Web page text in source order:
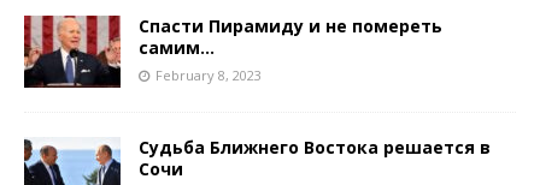
Спасти Пирамиду и не помереть
самим…
February 8, 2023
Судьба Ближнего Востока решается в
Сочи